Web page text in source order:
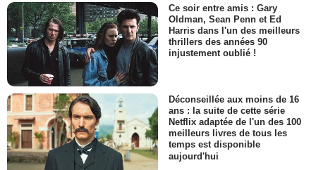
Ce soir entre amis : Gary
Oldman, Sean Penn et Ed
Harris dans l'un des meilleurs
thrillers des années 90
injustement oublié !
Déconseillée aux moins de 16
ans : la suite de cette série
Netflix adaptée de l'un des 100
meilleurs livres de tous les
temps est disponible
aujourd'hui